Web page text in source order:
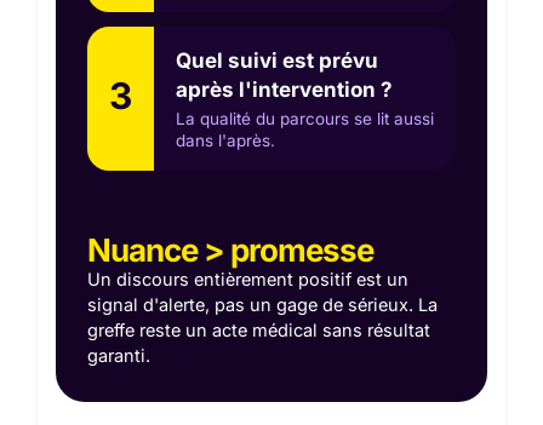
3
Quel suivi est prévu
après l'intervention ?
La qualité du parcours se lit aussi
dans l'après.
Nuance > promesse
Un discours entièrement positif est un
signal d'alerte, pas un gage de sérieux. La
greffe reste un acte médical sans résultat
garanti.